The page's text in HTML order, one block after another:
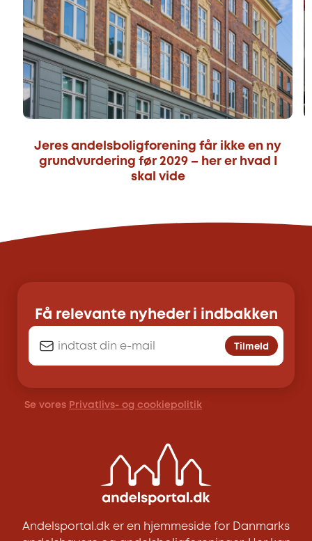
Jeres andelsboligforening får ikke en ny
grundvurdering før 2029 – her er hvad I
skal vide
Få relevante nyheder i indbakken
Tilmeld
Se vores Privatlivs- og cookiepolitik
Andelsportal.dk er en hjemmeside for Danmarks